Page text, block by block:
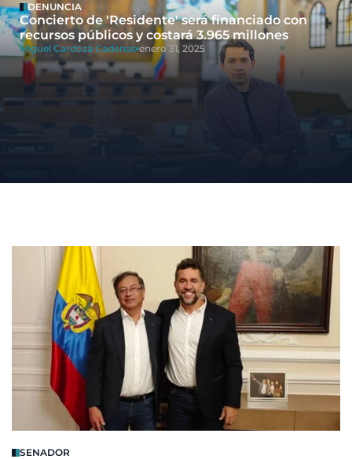
DENUNCIA
Concierto de 'Residente' será financiado con
recursos públicos y costará 3.965 millones
Miguel Cardoza Cadenas enero 31, 2025
SENADOR